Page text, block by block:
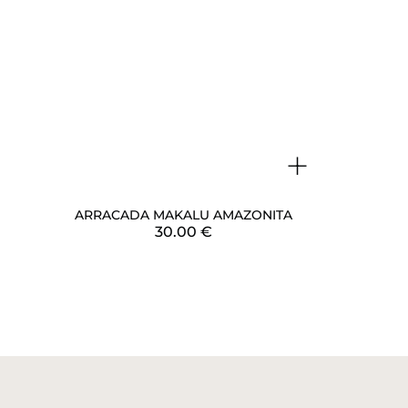
+
ARRACADA MAKALU AMAZONITA
30.00 €